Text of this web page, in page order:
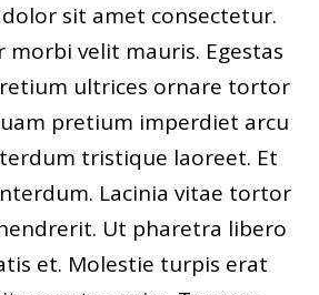
sit amet consectetur.
morbi velit mauris. Egestas
ultrices ornare tortor
pretium imperdiet arcu
tristique laoreet. Et
Lacinia vitae tortor
Ut pharetra libero
et. Molestie turpis erat